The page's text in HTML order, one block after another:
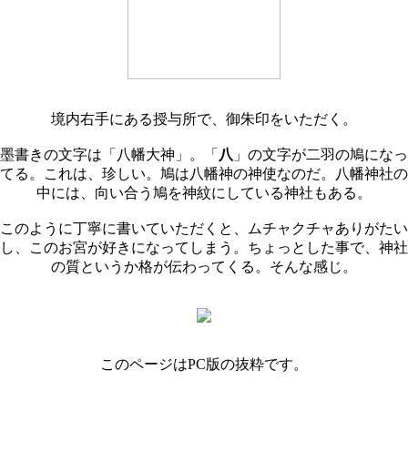
境内右手にある授与所で、御朱印をいただく。
墨書きの文字は「八幡大神」。「 八 」の文字が二羽の鳩になっ
てる。これは、珍しい。鳩は八幡神の神使なのだ。八幡神社の
中には、向い合う鳩を神紋にしている神社もある。
このように丁寧に書いていただくと、ムチャクチャありがたい
し、このお宮が好きになってしまう。ちょっとした事で、神社
の質というか格が伝わってくる。そんな感じ。
このページはPC版の抜粋です。